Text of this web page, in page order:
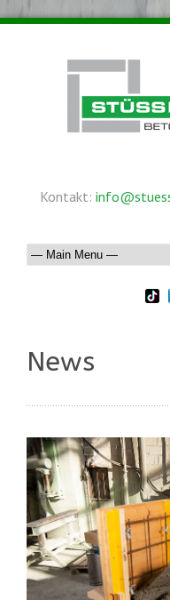
Kontakt:
News